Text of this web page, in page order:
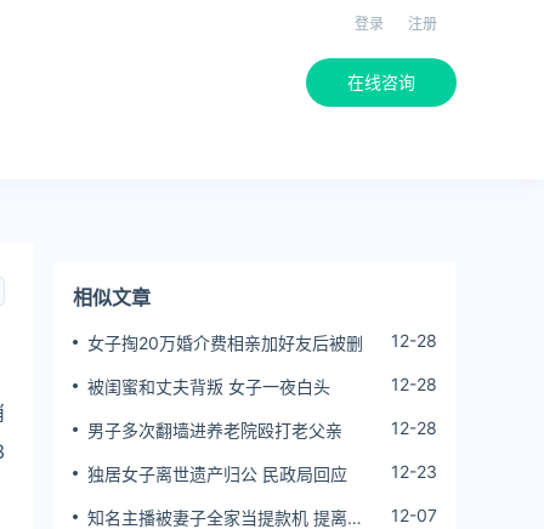
登录 注册
在线咨询
相似文章
女子掏20万婚介费相亲加好友后被删 12-28
被闺蜜和丈夫背叛 女子一夜白头 12-28
男子多次翻墙进养老院殴打老父亲 12-28
独居女子离世遗产归公 民政局回应 12-23
知名主播被妻子全家当提款机 提离婚
12-07